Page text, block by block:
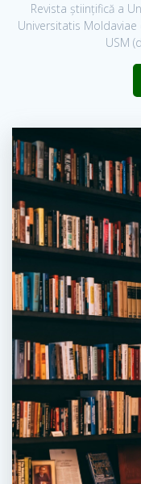
Revista ştiinţifică a
Universitatis
USM